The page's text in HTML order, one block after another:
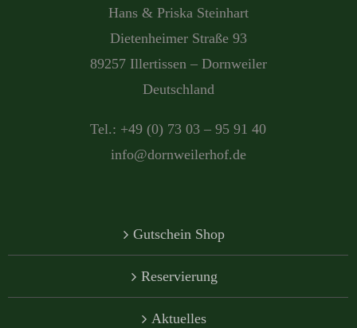
Hans & Priska Steinhart
Dietenheimer Straße 93
89257 Illertissen – Dornweiler
Deutschland
Tel.: +49 (0) 73 03 – 95 91 40
info@dornweilerhof.de
Gutschein Shop
Reservierung
Aktuelles